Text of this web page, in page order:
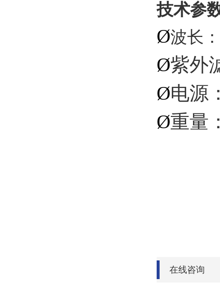
技术参
Ø波长
Ø紫外
Ø电源
Ø重量
在线咨询